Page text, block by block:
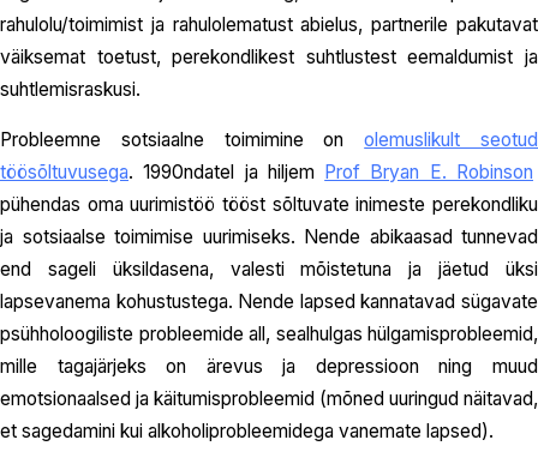
rahulolu/toimimist ja rahulolematust abielus, partnerile pakutavat
väiksemat toetust, perekondlikest suhtlustest eemaldumist ja
suhtlemisraskusi.
Probleemne sotsiaalne toimimine onolemuslikult seotud
töösõltuvusega. 1990ndatel ja hiljem Prof Bryan E. Robinson
pühendas oma uurimistöö tööst sõltuvate inimeste perekondliku
ja sotsiaalse toimimise uurimiseks. Nende abikaasad tunnevad
end sageli üksildasena, valesti mõistetuna ja jäetud üksi
lapsevanema kohustustega. Nende lapsed kannatavad sügavate
psühholoogiliste probleemide all, sealhulgas hülgamisprobleemid,
mille tagajärjeks on ärevus ja depressioon ning muud
emotsionaalsed ja käitumisprobleemid (mõned uuringud näitavad,
et sagedamini kui alkoholiprobleemidega vanemate lapsed).